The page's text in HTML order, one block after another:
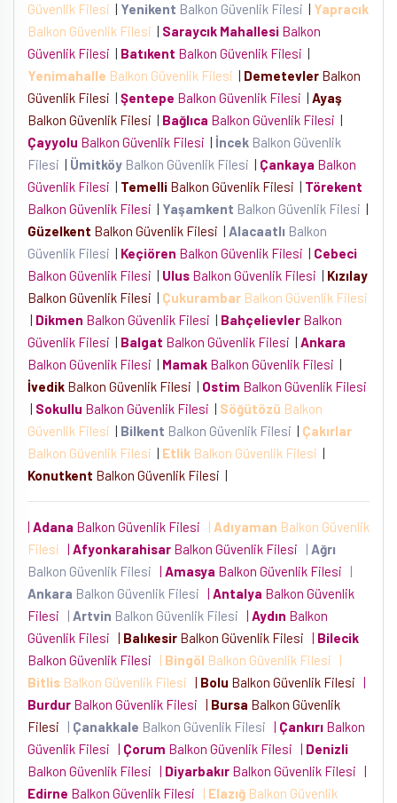
Güvenlik Filesi | Yenikent Balkon Güvenlik Filesi | Yapracık
Balkon Güvenlik Filesi | Saraycık Mahallesi Balkon
Güvenlik Filesi | Batıkent Balkon Güvenlik Filesi |
Yenimahalle Balkon Güvenlik Filesi | Demetevler Balkon
Güvenlik Filesi | Şentepe Balkon Güvenlik Filesi | Ayaş
Balkon Güvenlik Filesi | Bağlıca Balkon Güvenlik Filesi |
Çayyolu Balkon Güvenlik Filesi | İncek Balkon Güvenlik
Filesi | Ümitköy Balkon Güvenlik Filesi | Çankaya Balkon
Güvenlik Filesi | Temelli Balkon Güvenlik Filesi | Törekent
Balkon Güvenlik Filesi | Yaşamkent Balkon Güvenlik Filesi |
Güzelkent Balkon Güvenlik Filesi | Alacaatlı Balkon
Güvenlik Filesi | Keçiören Balkon Güvenlik Filesi | Cebeci
Balkon Güvenlik Filesi | Ulus Balkon Güvenlik Filesi | Kızılay
Balkon Güvenlik Filesi | Çukurambar Balkon Güvenlik Filesi
| Dikmen Balkon Güvenlik Filesi | Bahçelievler Balkon
Güvenlik Filesi | Balgat Balkon Güvenlik Filesi | Ankara
Balkon Güvenlik Filesi | Mamak Balkon Güvenlik Filesi |
İvedik Balkon Güvenlik Filesi | Ostim Balkon Güvenlik Filesi
| Sokullu Balkon Güvenlik Filesi | Söğütözü Balkon
Güvenlik Filesi | Bilkent Balkon Güvenlik Filesi | Çakırlar
Balkon Güvenlik Filesi | Etlik Balkon Güvenlik Filesi |
Konutkent Balkon Güvenlik Filesi |
| Adana Balkon Güvenlik Filesi | Adıyaman Balkon Güvenlik
Filesi | Afyonkarahisar Balkon Güvenlik Filesi | Ağrı
Balkon Güvenlik Filesi | Amasya Balkon Güvenlik Filesi
|
Ankara Balkon Güvenlik Filesi | Antalya Balkon Güvenlik
Filesi
| Artvin Balkon Güvenlik Filesi | Aydın Balkon
Güvenlik Filesi | Balıkesir Balkon Güvenlik Filesi | Bilecik
Balkon Güvenlik Filesi
| Bingöl Balkon Güvenlik Filesi
|
Bitlis Balkon Güvenlik Filesi | Bolu Balkon Güvenlik Filesi |
Burdur Balkon Güvenlik Filesi | Bursa Balkon Güvenlik
Filesi
| Çanakkale Balkon Güvenlik Filesi | Çankırı Balkon
Güvenlik Filesi | Çorum Balkon Güvenlik Filesi | Denizli
Balkon Güvenlik Filesi | Diyarbakır Balkon Güvenlik Filesi |
Edirne Balkon Güvenlik Filesi | Elazığ Balkon Güvenlik